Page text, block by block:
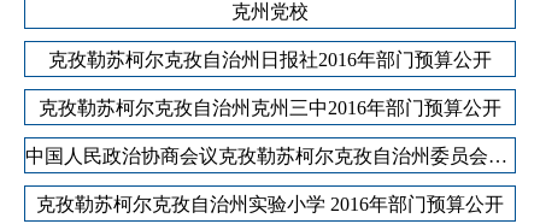
克州党校
克孜勒苏柯尔克孜自治州日报社2016年部门预算公开
克孜勒苏柯尔克孜自治州克州三中2016年部门预算公开
中国人民政治协商会议克孜勒苏柯尔克孜自治州委员会2016年部门预算公开
克孜勒苏柯尔克孜自治州实验小学 2016年部门预算公开